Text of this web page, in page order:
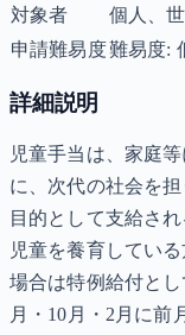
対象者
個人、
申請難易度難易度:
詳細説明
児童手当は、家庭
に、次代の社会を
目的として支給さ
児童を養育してい
場合は特例給付と
月・10月・2月に前